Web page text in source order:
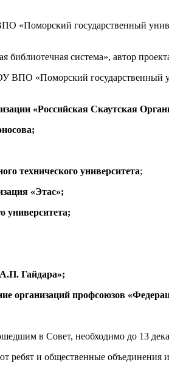
«Поморский государственный
система», автор
ВПО «Поморский
«Российская Скаутская
технического университета;
«Этас»;
университета;
Гайдара»;
организаций профсоюзов
в Совет, необходимо до 13
ребят и общественные объединения